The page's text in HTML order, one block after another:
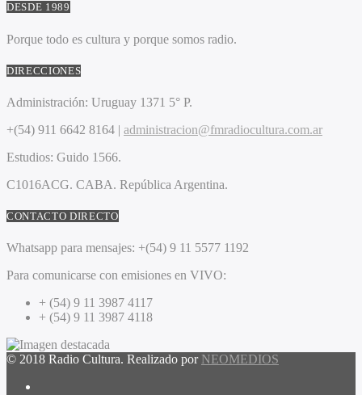
DESDE 1989
Porque todo es cultura y porque somos radio.
DIRECCIONES
Administración: Uruguay 1371 5° P.
+(54) 911 6642 8164 | administracion@fmradiocultura.com.ar
Estudios: Guido 1566.
C1016ACG. CABA. República Argentina.
CONTACTO DIRECTO
Whatsapp para mensajes: +(54) 9 11 5577 1192
Para comunicarse con emisiones en VIVO:
+ (54) 9 11 3987 4117
+ (54) 9 11 3987 4118
© 2018 Radio Cultura. Realizado por NEOMEDIOS